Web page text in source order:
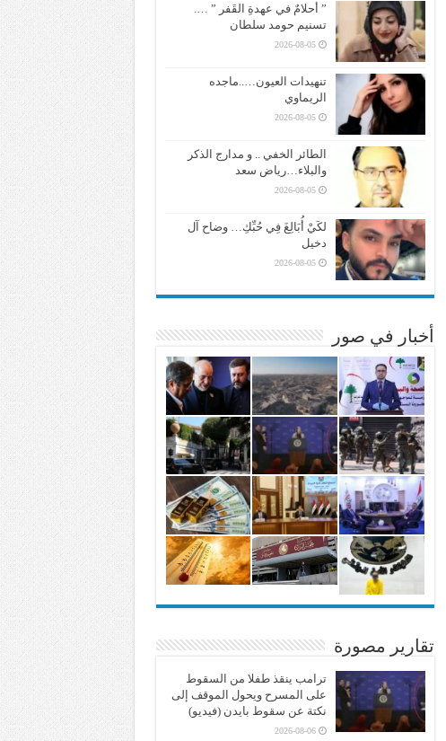
” أحلامٌ في عهدةِ القَفر ” ….
تسنيم حومد سلطان
2026-08-05
تنهيدات العيون…..ماجده
الريماوي
2026-08-05
الطائر الخفي .. و مدارج الذكر
والبلاء…رياض سعد
2026-08-05
لكَيْ أُبَالِغَ فِي حُبِّكِ… وضاح آل
دخيل
2026-08-05
أخبار في صور
تقارير مصورة
ترامب ينقذ طفلا من السقوط
على المسرح ويحول الموقف إلى
نكتة عن سقوط بايدن (فيديو)
2026-08-06